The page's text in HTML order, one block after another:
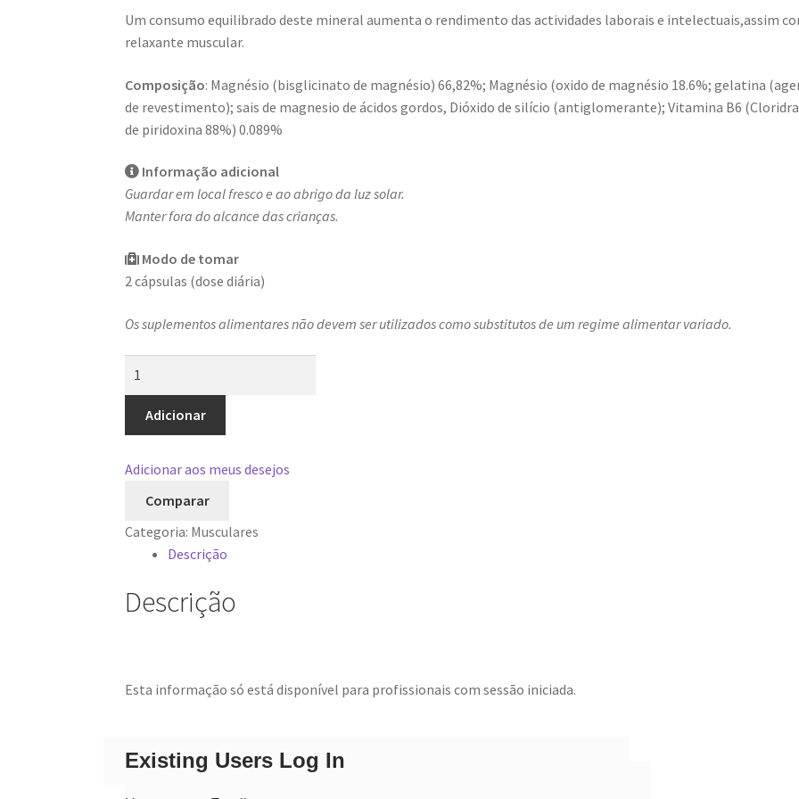
Um consumo equilibrado deste mineral aumenta o rendimento das actividades laborais e intelectuais,assim
relaxante muscular.
Composição: Magnésio (bisglicinato de magnésio) 66,82%; Magnésio (oxido de magnésio 18.6%; gelatina
de revestimento); sais de magnesio de ácidos gordos, Dióxido de silício (antiglomerante); Vitamina B6
de piridoxina 88%) 0.089%
Informação adicional
Guardar em local fresco e ao abrigo da luz solar.
Manter fora do alcance das crianças.
Modo de tomar
2 cápsulas (dose diária)
Os suplementos alimentares não devem ser utilizados como substitutos de um regime alimentar variado.
GoldMagnésio
+
Adicionar
Adicionar aos meus desejos
Comparar
Categoria: Musculares
Descrição
Descrição
Esta informação só está disponível para profissionais com sessão iniciada.
Existing Users Log In